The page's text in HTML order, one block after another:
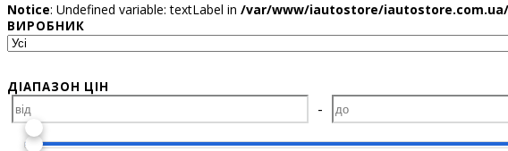
Notice: Undefined variable: textLabel in /var/www/iautostore/
ВИРОБНИК
ДІАПАЗОН ЦІН
-